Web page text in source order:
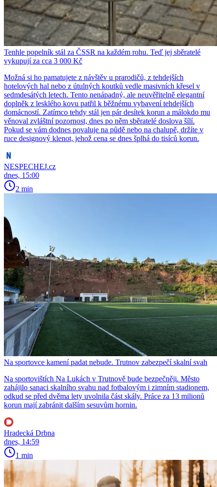
Tenhle popelník stál za ČSSR na každém rohu. Teď jej sběratelé
vykupují za cca 3 000 Kč
Možná si ho pamatujete z návštěv u prarodičů, z tehdejších
hotelových hal nebo z útulných koutků vedle masivních křesel v
sedmdesátých letech. Tento nenápadný, ale neuvěřitelně elegantní
doplněk z lesklého kovu patřil k běžnému vybavení tehdejších
domácností. Zatímco tehdy stál jen pár desítek korun a málokdo mu
věnoval zvláštní pozornost, dnes po něm sběratelé doslova šílí.
Pokud se vám dodnes povaluje na půdě nebo na chalupě, držíte v
ruce designový klenot, jehož cena se dnes šplhá do tisíců korun.
NESPECHEJ.cz
dnes, 15:00
2 min
Na sportovce kamení padat nebude. Trutnov zabezpečí skalní svah
Na sportovištích Na Lukách v Trutnově bude bezpečněji. Město
zahájilo sanaci skalního svahu nad fotbalovým i zimním stadionem,
odkud se před dvěma lety uvolnila část skály. Práce za 13 milionů
korun mají zabránit dalším sesuvům hornin.
Hradecká Drbna
dnes, 14:59
1 min